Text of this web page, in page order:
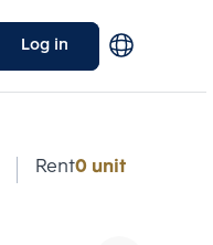
Log in
Rent0 unit